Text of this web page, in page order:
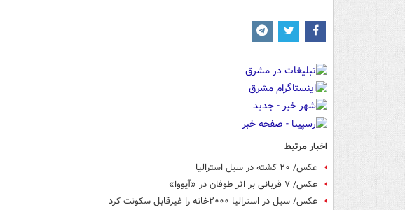
اخبار مرتبط
عکس/ ۲۰ کشته در سیل استرالیا
عکس/ ۷ قربانی بر اثر طوفان در «آیووا»
عکس/ سیل در استرالیا ۲۰۰۰خانه را غیرقابل سکونت کرد